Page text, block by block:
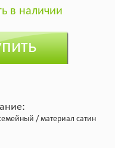
в наличии
материал сатин